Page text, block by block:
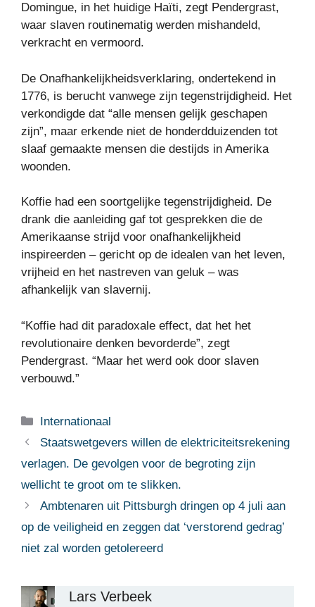
Domingue, in het huidige Haïti, zegt Pendergrast,
waar slaven routinematig werden mishandeld,
verkracht en vermoord.
De Onafhankelijkheidsverklaring, ondertekend in
1776, is berucht vanwege zijn tegenstrijdigheid. Het
verkondigde dat “alle mensen gelijk geschapen
zijn”, maar erkende niet de honderdduizenden tot
slaaf gemaakte mensen die destijds in Amerika
woonden.
Koffie had een soortgelijke tegenstrijdigheid. De
drank die aanleiding gaf tot gesprekken die de
Amerikaanse strijd voor onafhankelijkheid
inspireerden – gericht op de idealen van het leven,
vrijheid en het nastreven van geluk – was
afhankelijk van slavernij.
“Koffie had dit paradoxale effect, dat het het
revolutionaire denken bevorderde”, zegt
Pendergrast. “Maar het werd ook door slaven
verbouwd.”
Categorieën
Internationaal
Staatswetgevers willen de elektriciteitsrekening
verlagen. De gevolgen voor de begroting zijn
wellicht te groot om te slikken.
Ambtenaren uit Pittsburgh dringen op 4 juli aan
op de veiligheid en zeggen dat ‘verstorend gedrag’
niet zal worden getolereerd
Lars Verbeek